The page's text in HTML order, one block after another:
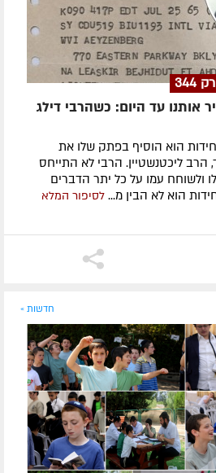
אותנו עד היום: כשהרבי דילג
הוא הוסיף בפתק שלו את
ליכטנשטיין. הרבי לא התייחס
ולשוחח עמו על כל יתר הדברים
הוא לא הבין מ... לסיפור המלא
חדשות »